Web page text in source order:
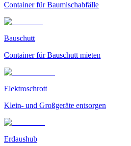
Container für Baumischabfälle
Bauschutt
Container für Bauschutt mieten
Elektroschrott
Klein- und Großgeräte entsorgen
Erdaushub